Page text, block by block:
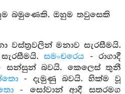
බමුණෙකි. ඔහුම තවුසෙකි
වස්ත්‍රවලින් මනාව සැරසීමයි.
සැරසීමයි.සමංචරෙය - රාගාදී
සන්සුන් බවයි. කෙලෙස් තුනී
- දැමුණු බවයි. හික්ම වූ
- සෝවාන් ආදී සතරමග